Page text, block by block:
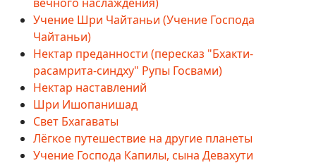
Учение Шри Чайтаньи (Учение Господа
Чайтаньи)
Нектар преданности (пересказ "Бхакти-
расамрита-синдху" Рупы Госвами)
Нектар наставлений
Шри Ишопанишад
Свет Бхагаваты
Лёгкое путешествие на другие планеты
Учение Господа Капилы, сына Девахути